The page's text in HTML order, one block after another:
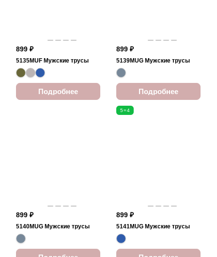
899 ₽
5135MUF Мужские трусы
Подробнее
899 ₽
5139MUG Мужские трусы
Подробнее
899 ₽
5140MUG Мужские трусы
5=4
899 ₽
5141MUG Мужские трусы